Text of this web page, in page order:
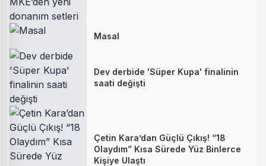
Masal
Dev derbide 'Süper Kupa' finalinin
saati değişti
Çetin Kara’dan Güçlü Çıkış! “18
Olaydım” Kısa Sürede Yüz Binlerce
Kişiye Ulaştı